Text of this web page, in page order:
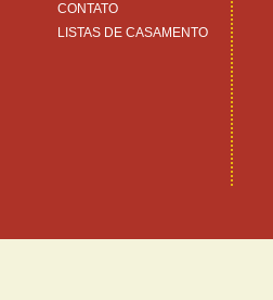
CONTATO
LISTAS DE CASAMENTO